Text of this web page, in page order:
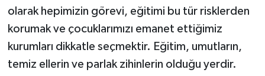
olarak hepimizin görevi, eğitimi bu tür risklerden
korumak ve çocuklarımızı emanet ettiğimiz
kurumları dikkatle seçmektir. Eğitim, umutların,
temiz ellerin ve parlak zihinlerin olduğu yerdir.